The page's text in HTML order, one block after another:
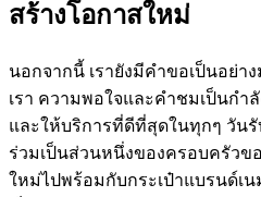
สร้างโอกาสใหม่
นอกจากนี้ เรายังมีคำขอเป็นอย่า
เรา ความพอใจและคำชมเป็นกำ
และให้บริการที่ดีที่สุดในทุกๆ วัน
ร่วมเป็นส่วนหนึ่งของครอบครัวข
ใหม่ไปพร้อมกับกระเป๋าแบรนด์เ